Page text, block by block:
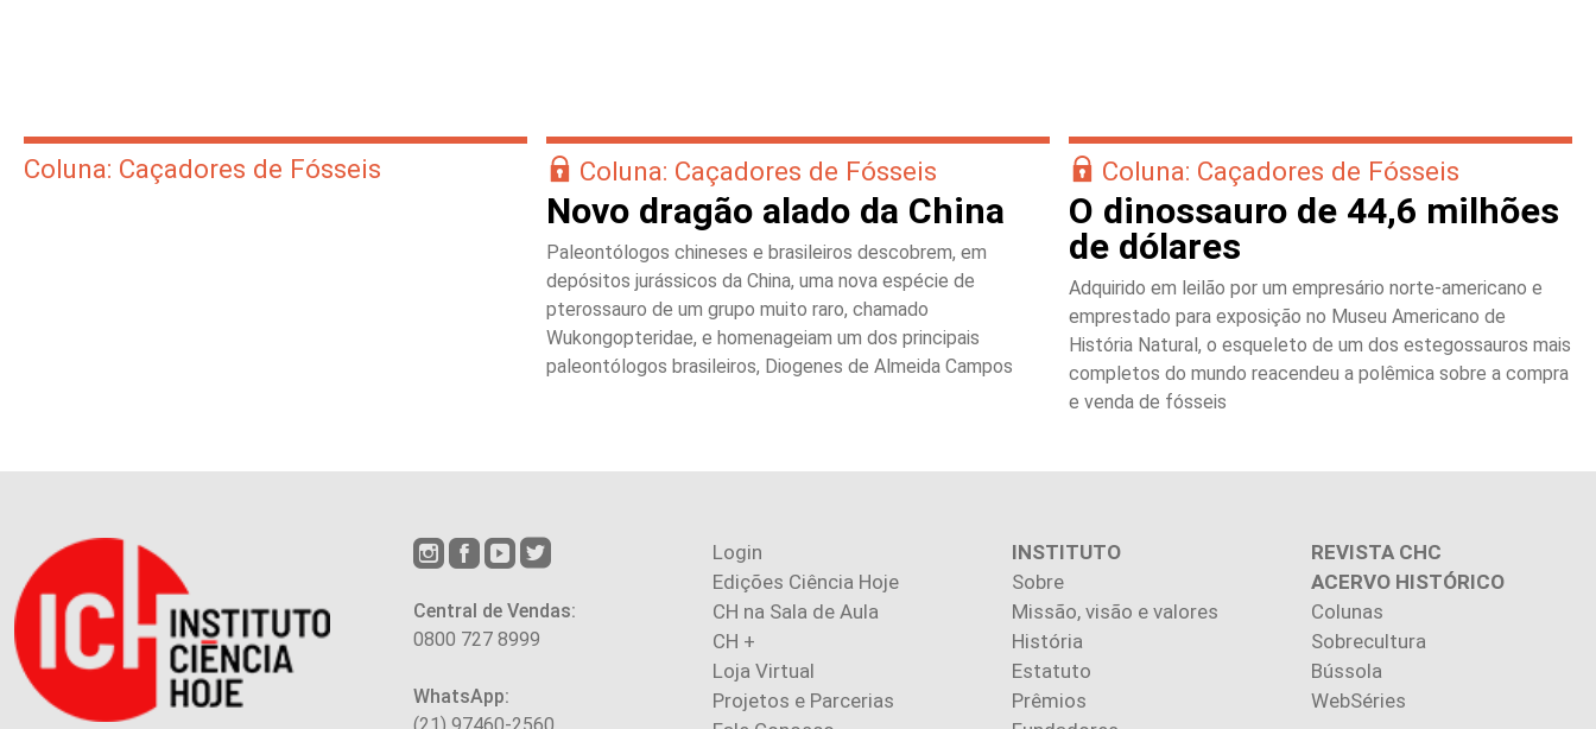
Coluna: Caçadores de Fósseis Coluna: Caçadores de Fósseis
Novo dragão alado da China
Paleontólogos chineses e brasileiros descobrem, em
depósitos jurássicos da China, uma nova espécie de
pterossauro de um grupo muito raro, chamado
Wukongopteridae, e homenageiam um dos principais
paleontólogos brasileiros, Diogenes de Almeida Campos
Coluna: Caçadores de Fósseis
O dinossauro de 44,6 milhões
de dólares
Adquirido em leilão por um empresário norte-americano e
emprestado para exposição no Museu Americano de
História Natural, o esqueleto de um dos estegossauros mais
completos do mundo reacendeu a polêmica sobre a compra
e venda de fósseis
Central de Vendas:
0800 727 8999
WhatsApp:
Login
Edições Ciência Hoje
CH na Sala de Aula
CH +
Loja Virtual
Projetos e Parcerias
INSTITUTO
Sobre
Missão, visão e valores
História
Estatuto
Prêmios
REVISTA CHC
ACERVO HISTÓRICO
Colunas
Sobrecultura
Bússola
WebSéries